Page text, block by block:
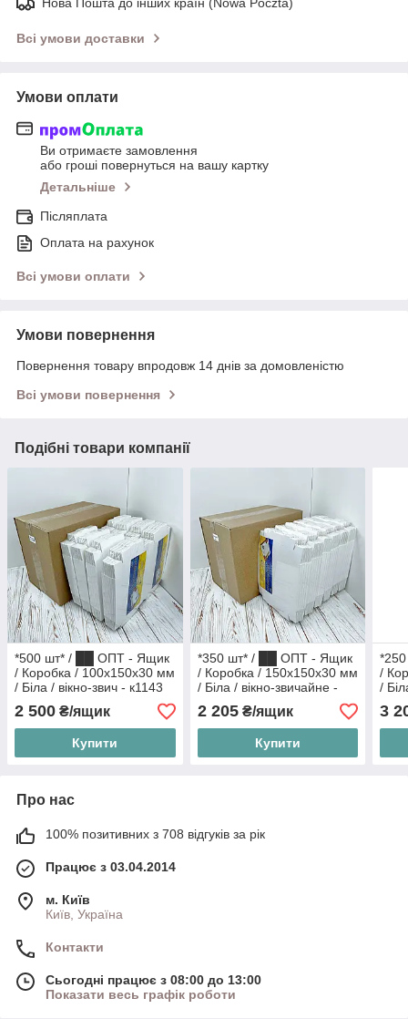
Нова Пошта до інших країн (Nowa Poczta)
Всі умови доставки
Умови оплати
Ви отримаєте замовлення
або гроші повернуться на вашу картку
Детальніше
Післяплата
Оплата на рахунок
Всі умови оплати
Умови повернення
Повернення товару впродовж 14 днів за домовленістю
Всі умови повернення
Подібні товари компанії
*500 шт* / ██ ОПТ - Ящик
/ Коробка / 100х150х30 мм
/ Біла / вікно-звич - к1143
2 500 ₴/ящик
Купити
*350 шт* / ██ ОПТ - Ящик
/ Коробка / 150х150х30 мм
/ Біла / вікно-звичайне -
к912
2 205₴/ящик
Купити
/
/
3
Про нас
100% позитивних з 708 відгуків за рік
Працює з 03.04.2014
м. Київ
Київ, Україна
Контакти
Сьогодні працює з 08:00 до 13:00
Показати весь графік роботи